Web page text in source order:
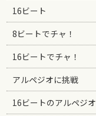
16ビート
8ビートでチャ！
16ビートでチャ！
アルペジオに挑戦
16ビートのアルペジオ